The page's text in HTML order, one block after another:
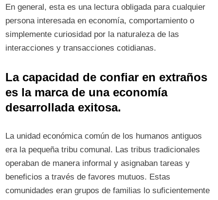
En general, esta es una lectura obligada para cualquier
persona interesada en economía, comportamiento o
simplemente curiosidad por la naturaleza de las
interacciones y transacciones cotidianas.
La capacidad de confiar en extraños
es la marca de una economía
desarrollada exitosa.
La unidad económica común de los humanos antiguos
era la pequeña tribu comunal. Las tribus tradicionales
operaban de manera informal y asignaban tareas y
beneficios a través de favores mutuos. Estas
comunidades eran grupos de familias lo suficientemente